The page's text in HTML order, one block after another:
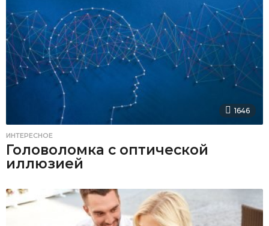
1646
ИНТЕРЕСНОЕ
Головоломка с оптической
иллюзией